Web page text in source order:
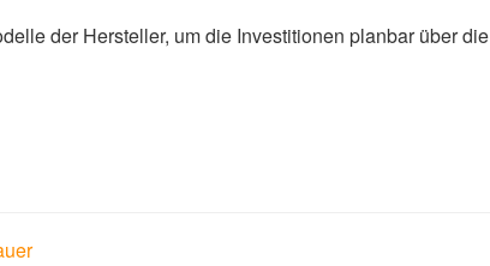
der Hersteller, um die Investitionen planbar über die